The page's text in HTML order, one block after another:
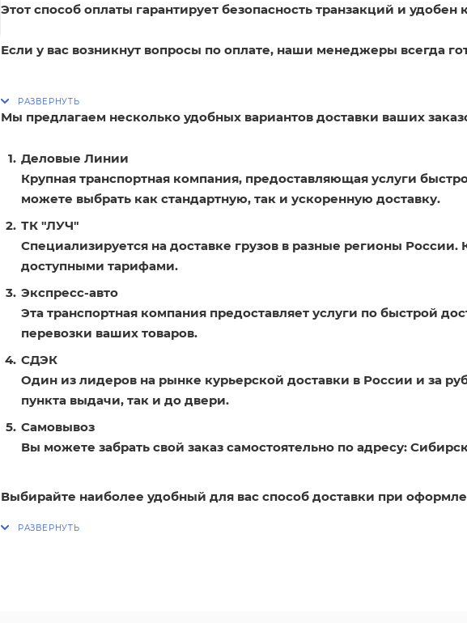
Этот способ оплаты гарантирует безопасность транзакций и
Если у вас возникнут вопросы по оплате, наши менеджеры всегда
Мы предлагаем несколько удобных вариантов доставки ваших
Деловые Линии
Крупная транспортная компания, предоставляющая услуги
можете выбрать как стандартную, так и ускоренную доставку.
ТК "ЛУЧ"
Специализируется на доставке грузов в разные регионы
доступными тарифами.
Экспресс-авто
Эта транспортная компания предоставляет услуги по быстрой
перевозки ваших товаров.
СДЭК
Один из лидеров на рынке курьерской доставки в России и за
пункта выдачи, так и до двери.
Самовывоз
Вы можете забрать свой заказ самостоятельно по адресу:
Выбирайте наиболее удобный для вас способ доставки при